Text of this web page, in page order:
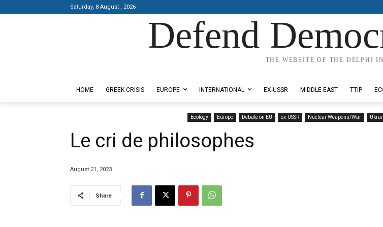
Saturday, 8 August , 2026
Defend
THE WEBSITE OF THE DELPHI
HOME GREEK CRISIS EUROPE INTERNATIONAL EX-USSR MIDDLE EAST TTIP
Ecology Europe Debate on EU ex-USSR Nuclear Weapons/War
Le cri de philosophes
August 21, 2023
Share